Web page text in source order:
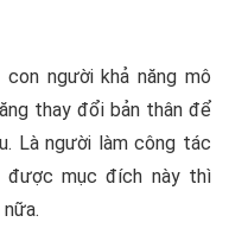
người khả năng mô
thay đổi bản thân để
Là người làm công tác
được mục đích này thì